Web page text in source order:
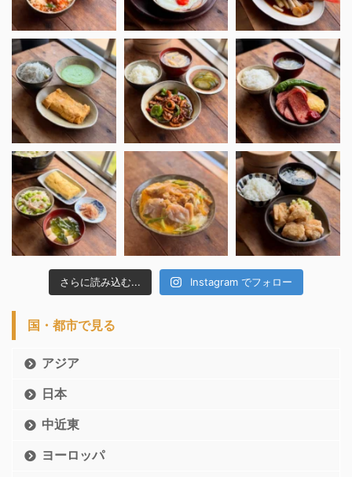
さらに読み込む... Instagram でフォロー
国・都市で見る
アジア
日本
中近東
ヨーロッパ